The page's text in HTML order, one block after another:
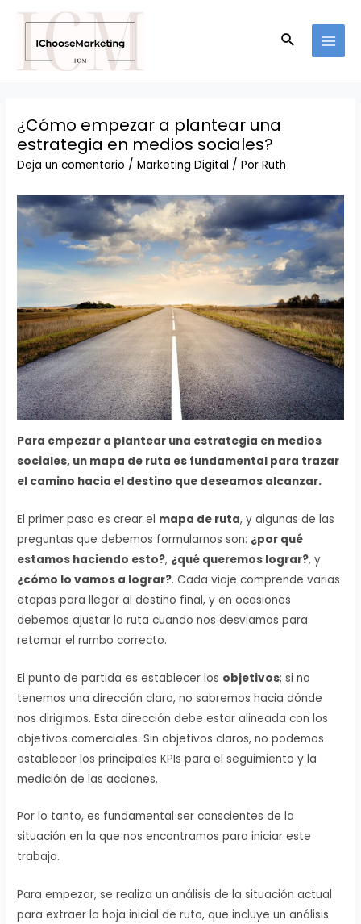
contenido
Buscar
¿Cómo empezar a plantear una
estrategia en medios sociales?
Deja un comentario /Marketing Digital / PorRuth
Para empezar a plantear una estrategia en medios
sociales, un mapa de ruta es fundamental para trazar
el camino hacia el destino que deseamos alcanzar.
El primer paso es crear el mapa de ruta, y algunas de las
preguntas que debemos formularnos son: ¿por qué
estamos haciendo esto?, ¿qué queremos lograr?, y
¿cómo lo vamos a lograr?. Cada viaje comprende varias
etapas para llegar al destino final, y en ocasiones
debemos ajustar la ruta cuando nos desviamos para
retomar el rumbo correcto.
El punto de partida es establecer los objetivos; si no
tenemos una dirección clara, no sabremos hacia dónde
nos dirigimos. Esta dirección debe estar alineada con los
objetivos comerciales. Sin objetivos claros, no podemos
establecer los principales KPIs para el seguimiento y la
medición de las acciones.
Por lo tanto, es fundamental ser conscientes de la
situación en la que nos encontramos para iniciar este
trabajo.
Para empezar, se realiza un análisis de la situación actual
para extraer la hoja inicial de ruta, que incluye un análisis